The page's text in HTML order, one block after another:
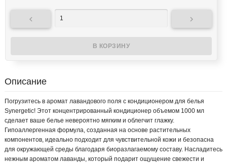
 
Описание
Погрузитесь в аромат лавандового поля с кондиционером для белья
Synergetic! Этот концентрированный кондиционер объемом 1000 мл
сделает ваше белье невероятно мягким и облегчит глажку.
Гипоаллергенная формула, созданная на основе растительных
компонентов, идеально подходит для чувствительной кожи и безопасна
для окружающей среды благодаря биоразлагаемому составу. Насладитесь
нежным ароматом лаванды, который подарит ощущение свежести и